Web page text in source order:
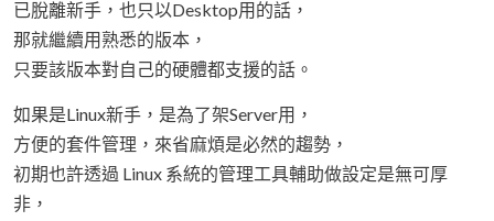
已脫離新手，也只以Desktop用的話，
那就繼續用熟悉的版本，
只要該版本對自己的硬體都支援的話。
如果是Linux新手，是為了架Server用，
方便的套件管理，來省麻煩是必然的趨勢，
初期也許透過 Linux 系統的管理工具輔助做設定是無可厚
非，